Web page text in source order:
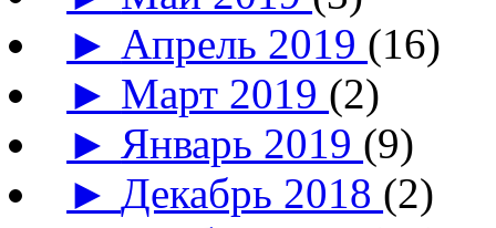
► Апрель 2019 (16)
► Март 2019 (2)
► Январь 2019 (9)
►Декабрь 2018 (2)